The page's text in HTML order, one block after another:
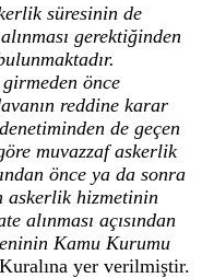
süresinin de
gerektiğinden
önce
reddine karar
de geçen
muvazzaf askerlik
önce ya da sonra
askerlik hizmetinin
alınması açısından
Kamu Kurumu
Kuralına yer verilmiştir.